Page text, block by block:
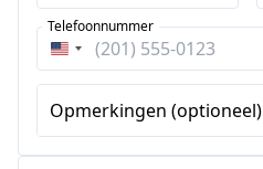
Verenigde
Staten
+1
Telefoonnummer
Opmerkingen (optioneel)